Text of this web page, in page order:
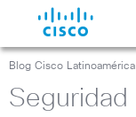
Blog Cisco Latinoamérica
Seguridad